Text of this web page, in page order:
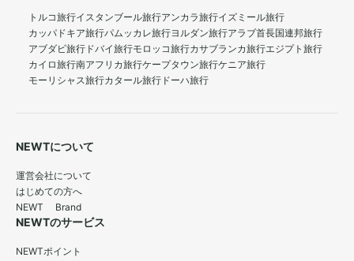
トルコ旅行イスタンブール旅行アンカラ旅行イズミール旅行
カッパドキア旅行パムッカレ旅行ヨルダン旅行アラブ首長国連邦旅行
アブダビ旅行 ドバイ旅行モロッコ旅行カサブランカ旅行エジプト旅行
カイロ旅行南アフリカ旅行ケープタウン旅行ケニア旅行
モーリシャス旅行カタール旅行 ドーハ旅行
NEWTについて
運営会社について
はじめての方へ
NEWT Brand
NEWTのサービス
NEWTポイント